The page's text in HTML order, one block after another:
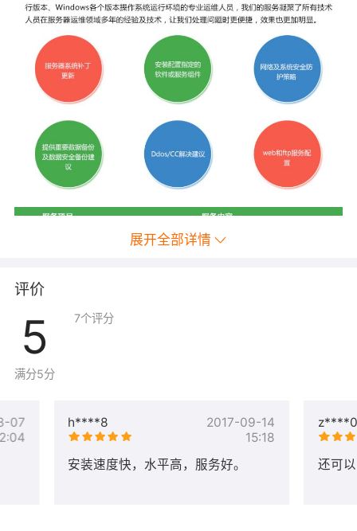
展开全部详情
评价
5
满分5分
7个评分
h****8
2017-09-14
15:18
安装速度快，水平高，服务好。
z****0
还可以
07